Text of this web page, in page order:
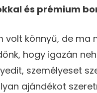
és prémium
volt könnyű, de ma
hogy igazán
személyeset
ajándékot